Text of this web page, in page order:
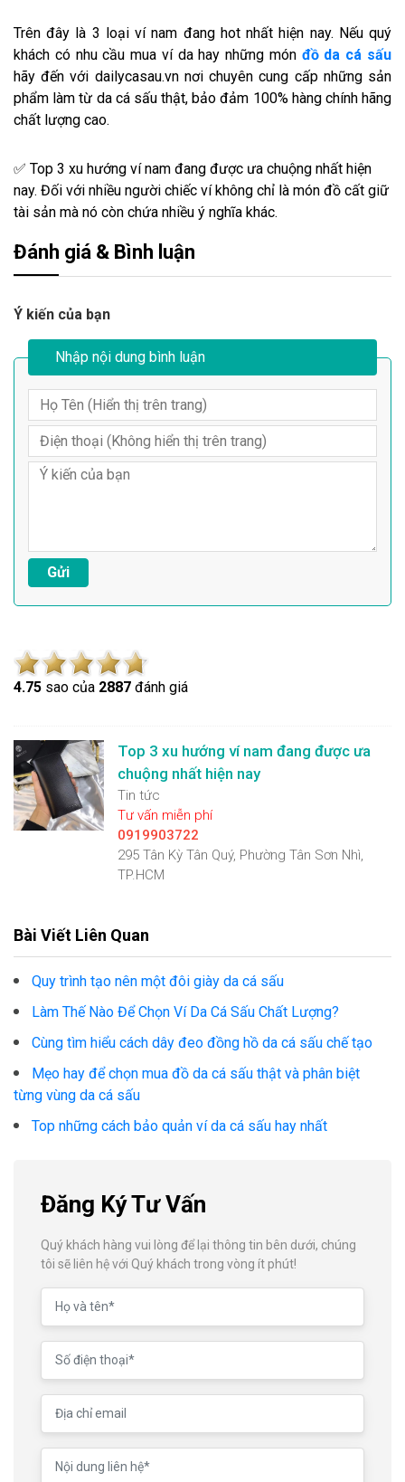
Trên đây là 3 loại ví nam đang hot nhất hiện nay. Nếu quý
khách có nhu cầu mua ví da hay những món đồ da cá sấu
hãy đến với dailycasau.vn nơi chuyên cung cấp những sản
phẩm làm từ da cá sấu thật, bảo đảm 100% hàng chính hãng
chất lượng cao.
✅ Top 3 xu hướng ví nam đang được ưa chuộng nhất hiện
nay. Đối với nhiều người chiếc ví không chỉ là món đồ cất giữ
tài sản mà nó còn chứa nhiều ý nghĩa khác.
Đánh giá & Bình luận
Ý kiến của bạn
Nhập nội dung bình luận
4.75 sao của 2887 đánh giá
Top 3 xu hướng ví nam đang được ưa
chuộng nhất hiện nay
Tin tức
Tư vấn miễn phí
0919903722
295 Tân Kỳ Tân Quý, Phường Tân Sơn Nhì,
TP.HCM
Bài Viết Liên Quan
Quy trình tạo nên một đôi giày da cá sấu
Làm Thế Nào Để Chọn Ví Da Cá Sấu Chất Lượng?
Cùng tìm hiểu cách dây đeo đồng hồ da cá sấu chế tạo
Mẹo hay để chọn mua đồ da cá sấu thật và phân biệt
từng vùng da cá sấu
Top những cách bảo quản ví da cá sấu hay nhất
Đăng Ký Tư Vấn
Quý khách hàng vui lòng để lại thông tin bên dưới, chúng
tôi sẽ liên hệ với Quý khách trong vòng ít phút!